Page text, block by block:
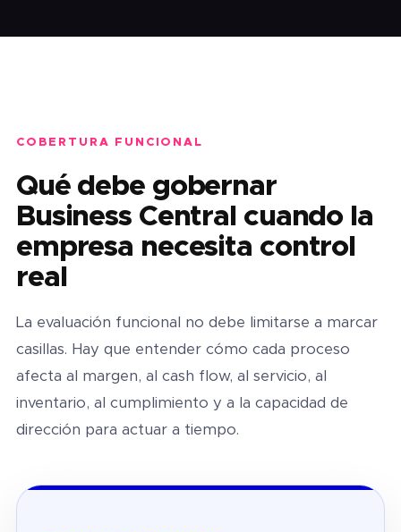
COBERTURA FUNCIONAL
Qué debe gobernar
Business Central cuando la
empresa necesita control
real
La evaluación funcional no debe limitarse a marcar
casillas. Hay que entender cómo cada proceso
afecta al margen, al cash flow, al servicio, al
inventario, al cumplimiento y a la capacidad de
dirección para actuar a tiempo.